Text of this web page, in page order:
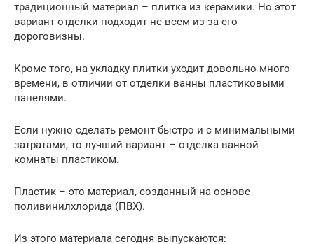
традиционный материал – плитка из керамики. Но этот
вариант отделки подходит не всем из-за его
дороговизны.
Кроме того, на укладку плитки уходит довольно много
времени, в отличии от отделки ванны пластиковыми
панелями.
Если нужно сделать ремонт быстро и с минимальными
затратами, то лучший вариант – отделка ванной
комнаты пластиком.
Пластик – это материал, созданный на основе
поливинилхлорида (ПВХ).
Из этого материала сегодня выпускаются: